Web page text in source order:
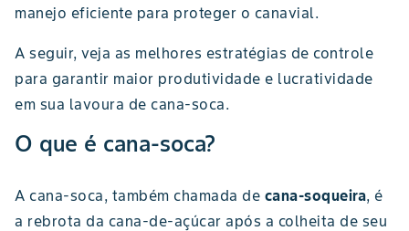
manejo eficiente para proteger o canavial.
A seguir, veja as melhores estratégias de controle
para garantir maior produtividade e lucratividade
em sua lavoura de cana-soca.
O que é cana-soca?
A cana-soca, também chamada de cana-soqueira, é
a rebrota da cana-de-açúcar após a colheita de seu